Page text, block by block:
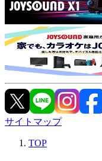
サイトマップ
TOP